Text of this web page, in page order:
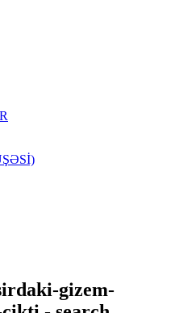
gizem-